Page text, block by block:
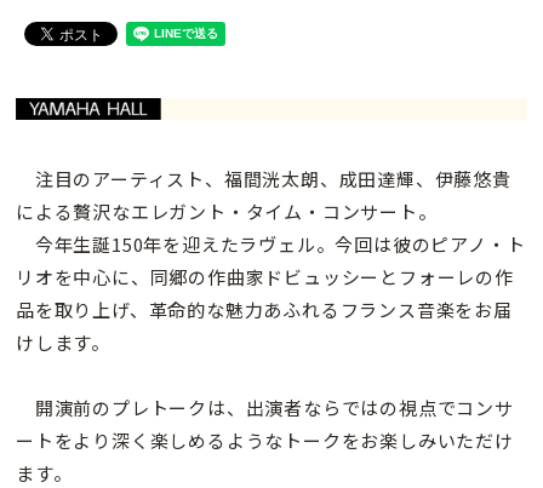
注目のアーティスト、福間洸太朗、成田達輝、伊藤悠貴
による贅沢なエレガント・タイム・コンサート。
今年生誕150年を迎えたラヴェル。今回は彼のピアノ・ト
リオを中心に、同郷の作曲家ドビュッシーとフォーレの作
品を取り上げ、革命的な魅力あふれるフランス音楽をお届
けします。
開演前のプレトークは、出演者ならではの視点でコンサ
ートをより深く楽しめるようなトークをお楽しみいただけ
ます。